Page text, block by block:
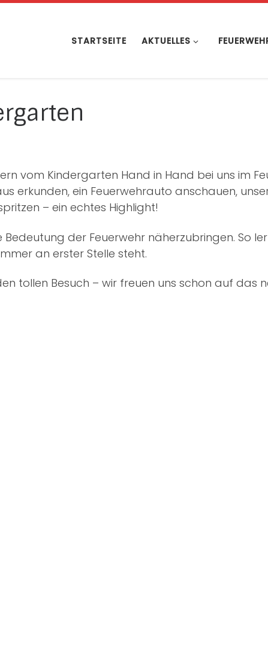
STARTSEITE AKTUELLES
vom Kindergarten Hand in Hand bei uns im
erkunden, ein Feuerwehrauto anschauen,
– ein echtes Highlight!
Bedeutung der Feuerwehr näherzubringen. So
an erster Stelle steht.
tollen Besuch – wir freuen uns schon auf das